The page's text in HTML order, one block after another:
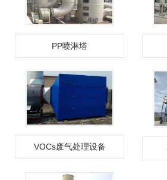
PP喷淋塔
VOCs废气处理设备